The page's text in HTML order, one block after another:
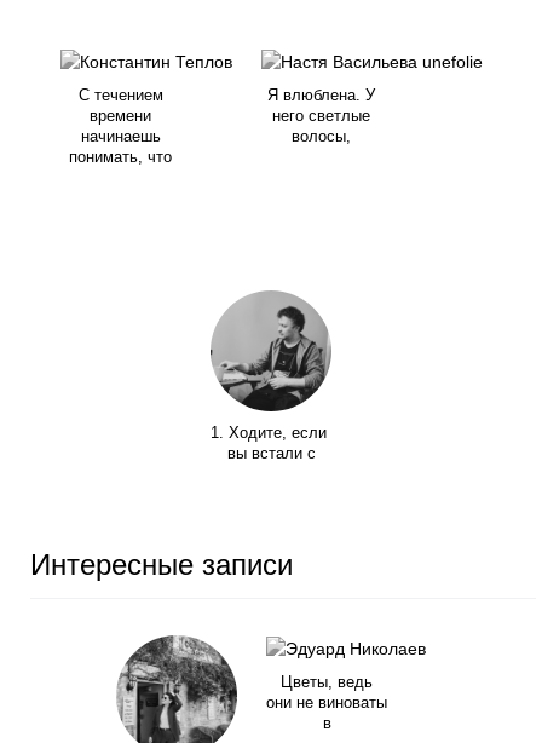
С течением
времени
начинаешь
понимать, что
Я влюблена. У
него светлые
волосы,
1. Ходите, если
вы встали с
Интересные записи
Цветы, ведь
они не виноваты
в